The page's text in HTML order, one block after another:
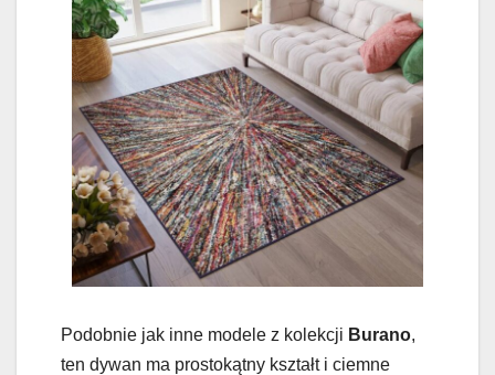
Podobnie jak inne modele z kolekcji Burano,
ten dywan ma prostokątny kształt i ciemne